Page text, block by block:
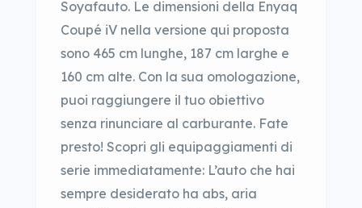
Soyafauto. Le dimensioni della Enyaq
Coupé iV nella versione qui proposta
sono 465 cm lunghe, 187 cm larghe e
160 cm alte. Con la sua omologazione,
puoi raggiungere il tuo obiettivo
senza rinunciare al carburante. Fate
presto! Scopri gli equipaggiamenti di
serie immediatamente: L’auto che hai
sempre desiderato ha abs, aria